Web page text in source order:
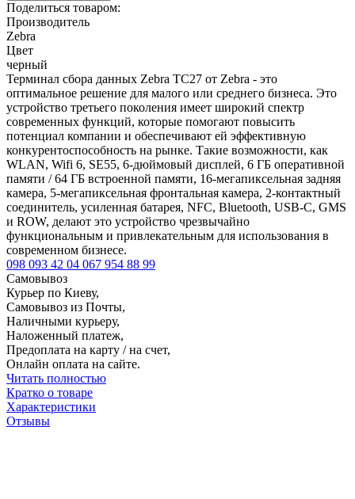
Поделиться товаром:
Производитель
Zebra
Цвет
черный
Терминал сбора данных Zebra TC27 от Zebra - это
оптимальное решение для малого или среднего бизнеса. Это
устройство третьего поколения имеет широкий спектр
современных функций, которые помогают повысить
потенциал компании и обеспечивают ей эффективную
конкурентоспособность на рынке. Такие возможности, как
WLAN, Wifi 6, SE55, 6-дюймовый дисплей, 6 ГБ оперативной
памяти / 64 ГБ встроенной памяти, 16-мегапиксельная задняя
камера, 5-мегапиксельная фронтальная камера, 2-контактный
соединитель, усиленная батарея, NFC, Bluetooth, USB-C, GMS
и ROW, делают это устройство чрезвычайно
функциональным и привлекательным для использования в
современном бизнесе.
098 093 42 04 067 954 88 99
Самовывоз
Курьер по Киеву,
Самовывоз из Почты,
Наличными курьеру,
Наложенный платеж,
Предоплата на карту / на счет,
Онлайн оплата на сайте.
Читать полностью
Кратко о товаре
Характеристики
Отзывы